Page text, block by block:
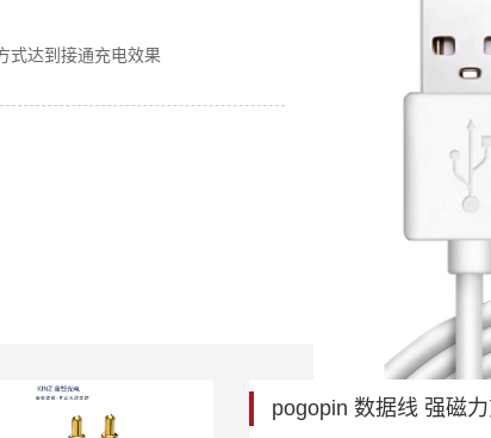
式达到接通充电效果
pogopin 数据线 强磁